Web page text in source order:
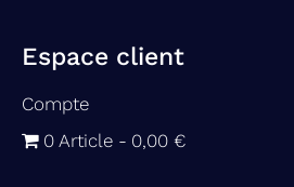
Espace client
Compte
0 Article
0,00 €